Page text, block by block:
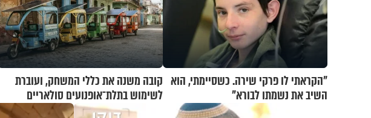
"הקראתי לו פרקי שירה. כשסיימתי, הוא
השיב את נשמתו לבורא"
קובה משנה את כללי המשחק, ועוברת
לשימוש בתלת־אופנועים סולאריים